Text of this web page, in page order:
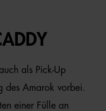
als Pick-Up
des Amarok vorbei.
einer Fülle an